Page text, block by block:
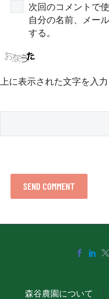
次回のコメントで
自分の名前、メー
する。
上に表示された文字を入
SEND COMMENT
森谷農園について